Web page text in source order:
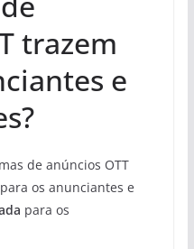
trazem
e
de anúncios OTT
para os anunciantes e
para os